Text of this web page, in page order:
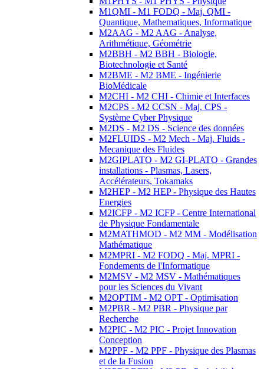
M1QMI - M1 FODQ - Maj. QMI -
Quantique, Mathematiques, Informatique
M2AAG - M2 AAG - Analyse,
Arithmétique, Géométrie
M2BBH - M2 BBH - Biologie,
Biotechnologie et Santé
M2BME - M2 BME - Ingénierie
BioMédicale
M2CHI - M2 CHI - Chimie et Interfaces
M2CPS - M2 CCSN - Maj. CPS -
Système Cyber Physique
M2DS - M2 DS - Science des données
M2FLUIDS - M2 Mech - Maj. Fluids -
Mecanique des Fluides
M2GIPLATO - M2 GI-PLATO - Grandes
installations - Plasmas, Lasers,
Accélérateurs, Tokamaks
M2HEP - M2 HEP - Physique des Hautes
Energies
M2ICFP - M2 ICFP - Centre International
de Physique Fondamentale
M2MATHMOD - M2 MM - Modélisation
Mathématique
M2MPRI - M2 FODQ - Maj. MPRI -
Fondements de l'Informatique
M2MSV - M2 MSV - Mathématiques
pour les Sciences du Vivant
M2OPTIM - M2 OPT - Optimisation
M2PBR - M2 PBR - Physique par
Recherche
M2PIC - M2 PIC - Projet Innovation
Conception
M2PPF - M2 PPF - Physique des Plasmas
et de la Fusion